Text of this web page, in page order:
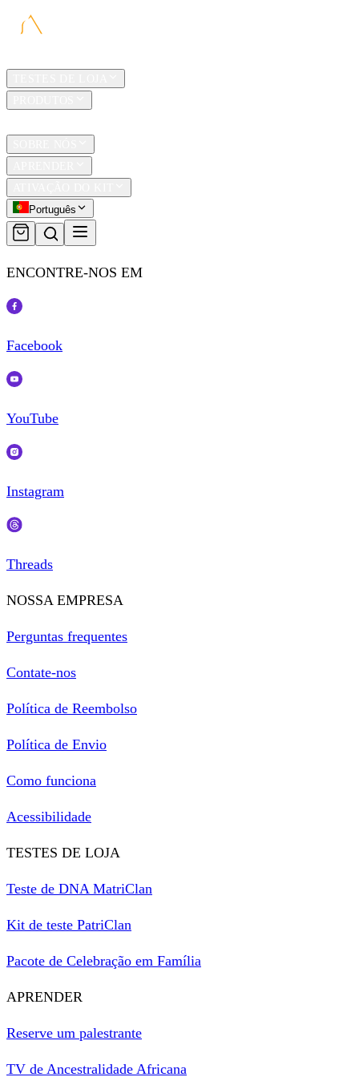
Português
ENCONTRE-NOS EM
Facebook
YouTube
Instagram
Threads
NOSSA EMPRESA
Perguntas frequentes
Contate-nos
Política de Reembolso
Política de Envio
Como funciona
Acessibilidade
TESTES DE LOJA
Teste de DNA MatriClan
Kit de teste PatriClan
Pacote de Celebração em Família
APRENDER
Reserve um palestrante
TV de Ancestralidade Africana